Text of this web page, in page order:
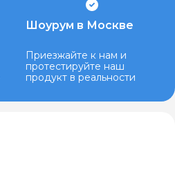
Шоурум в Москве
Приезжайте к нам и
протестируйте наш
продукт в реальности